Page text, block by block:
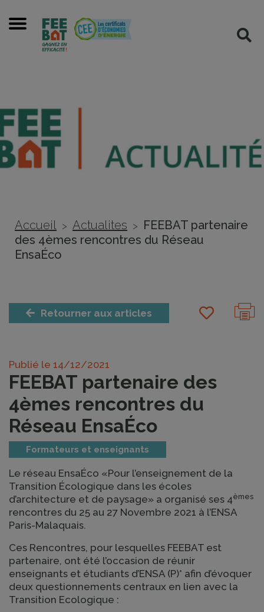
Menu
Accueil > Actualites > FEEBAT partenaire
des 4èmes rencontres du Réseau
EnsaÉco
Retourner aux articles
Publié le 14/12/2021
FEEBAT partenaire des
4èmes rencontres du
Réseau EnsaÉco
Formateurs et enseignants
Le réseau EnsaÉco «Pour l’enseignement de la
Transition Écologique dans les écoles
d’architecture et de paysage» a organisé ses 4èmes
rencontres du 25 au 27 Novembre 2021 à l’ENSA
Paris-Malaquais.
Ces Rencontres, pour lesquelles FEEBAT est
partenaire, ont été l’occasion de réunir
enseignants et étudiants d’ENSA (P)* afin d’évoquer
deux questionnements centraux en lien avec la
Transition Ecologique :